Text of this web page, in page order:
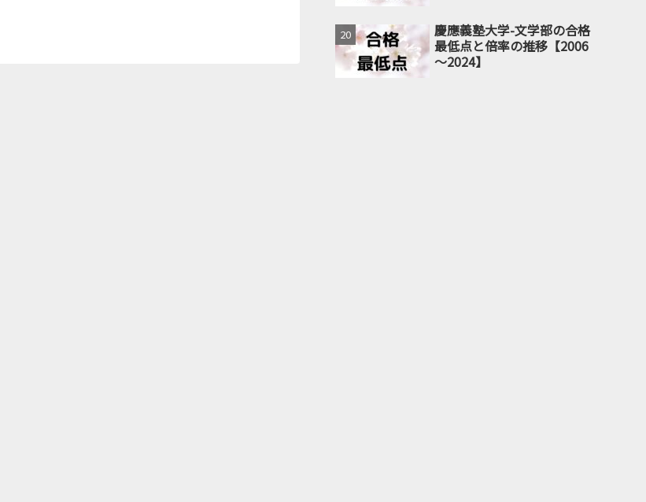
慶應義塾大学-文学部の合格
最低点と倍率の推移【2006
～2024】